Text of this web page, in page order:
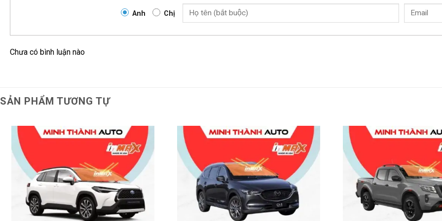
Tiết kiệm chi phí bảo trì cho xe:
Khi dán phim cách nhiệt INMAX, bạn sẽ tiết kiệm được chi phí sử dụng điều hòa và bảo dưỡng xe. Khi
nhiệt độ trong xe ổn định ở mức thấp hơn so với bên ngoài, bạn không cần phải bật điều hòa quá lạnh
hay quá lâu, giúp tiết kiệm nhiên liệu và tăng tuổi thọ cho thiết bị làm mát. Đồng thời, khi nội thất xe
được bảo vệ khỏi ánh nắng mặt trời, bạn sẽ ít phải chi tiền cho việc sửa chữa hay thay mới các chi tiết
trong xe.
Hỗ trợ an toàn khi lái xe:
Anh Chị
Chưa có bình luận nào
SẢN PHẨM TƯƠNG TỰ